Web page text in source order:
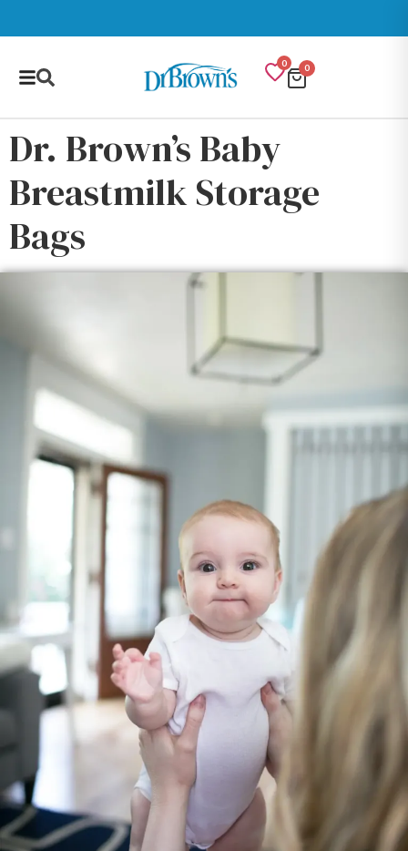
0 0
Dr. Brown’s Baby
Breastmilk Storage
Bags